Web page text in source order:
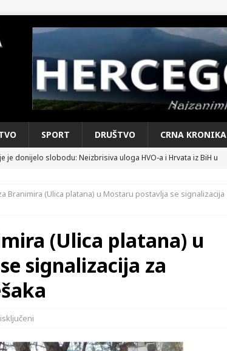
SPORT DRUŠTVO CRNA KRONIKA
je donijelo slobodu: Neizbrisiva uloga HVO-a i Hrvata iz BiH u
Večer u kojoj Knin, iseljena i domovinska Hrvatska dišu
iz sažetka dnevnih događaja za protekli vikend
CRNA
Vozači satima čekaju, dok se drugi ubacuju sa strane
29. srpnja 2018, preminuo je glazbeni genij Oliver Dragojević
iz Međugorja; ‘Slobodna Dalmacija‘ u posjedu dramatične
Branimira (Ulica platana) u Mostaru postavlja se signalizacija
(Ulica platana) u
signalizacija za